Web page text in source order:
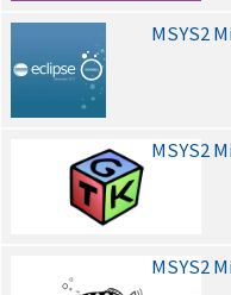
MSYS2
MSYS2
MSYS2